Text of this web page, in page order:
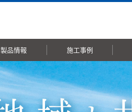
製品情報 施工事例